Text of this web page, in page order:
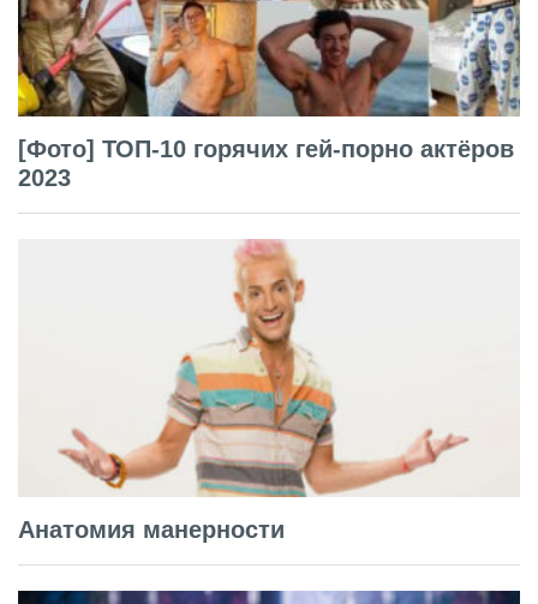
[Фото] ТОП-10 горячих гей-порно актёров
2023
Анатомия манерности